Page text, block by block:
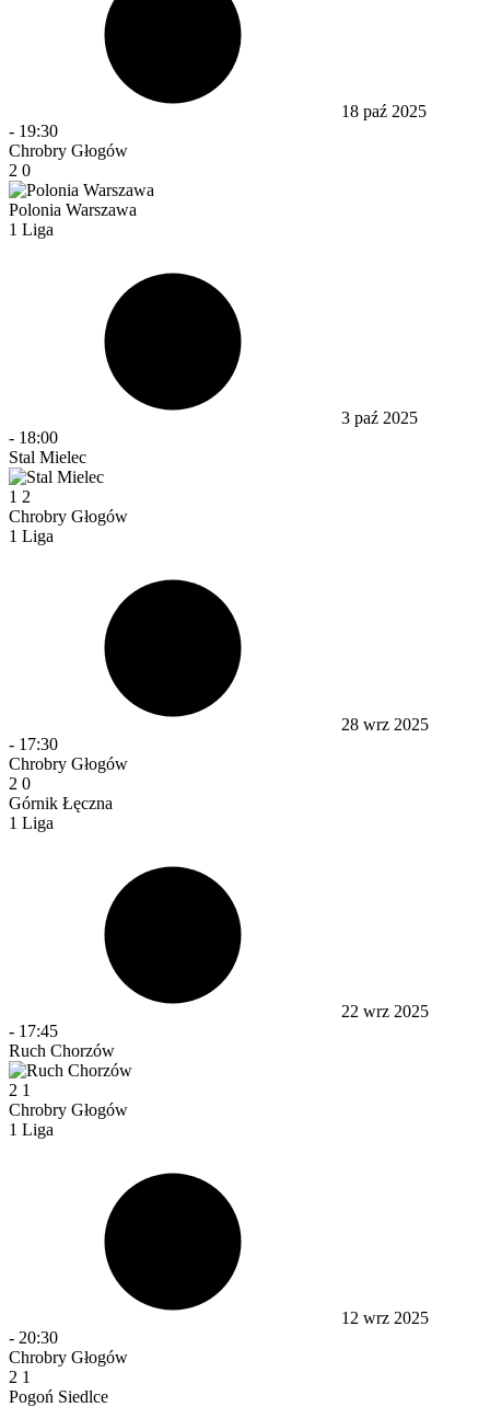
18 paź 2025
- 19:30
Chrobry Głogów
2 0
Polonia Warszawa
1 Liga
3 paź 2025
- 18:00
Stal Mielec
1 2
Chrobry Głogów
1 Liga
28 wrz 2025
- 17:30
Chrobry Głogów
2 0
Górnik Łęczna
1 Liga
22 wrz 2025
- 17:45
Ruch Chorzów
2 1
Chrobry Głogów
1 Liga
12 wrz 2025
- 20:30
Chrobry Głogów
2 1
Pogoń Siedlce